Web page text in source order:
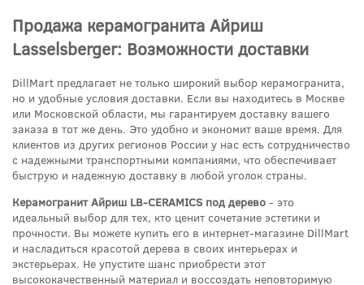
Продажа керамогранита Айриш
Lasselsberger: Возможности доставки
DillMart предлагает не только широкий выбор керамогранита,
но и удобные условия доставки. Если вы находитесь в Москве
или Московской области, мы гарантируем доставку вашего
заказа в тот же день. Это удобно и экономит ваше время. Для
клиентов из других регионов России у нас есть сотрудничество
с надежными транспортными компаниями, что обеспечивает
быструю и надежную доставку в любой уголок страны.
Керамогранит Айриш LB-CERAMICS под дерево - это
идеальный выбор для тех, кто ценит сочетание эстетики и
прочности. Вы можете купить его в интернет-магазине DillMart
и насладиться красотой дерева в своих интерьерах и
экстерьерах. Не упустите шанс приобрести этот
высококачественный материал и воссоздать неповторимую